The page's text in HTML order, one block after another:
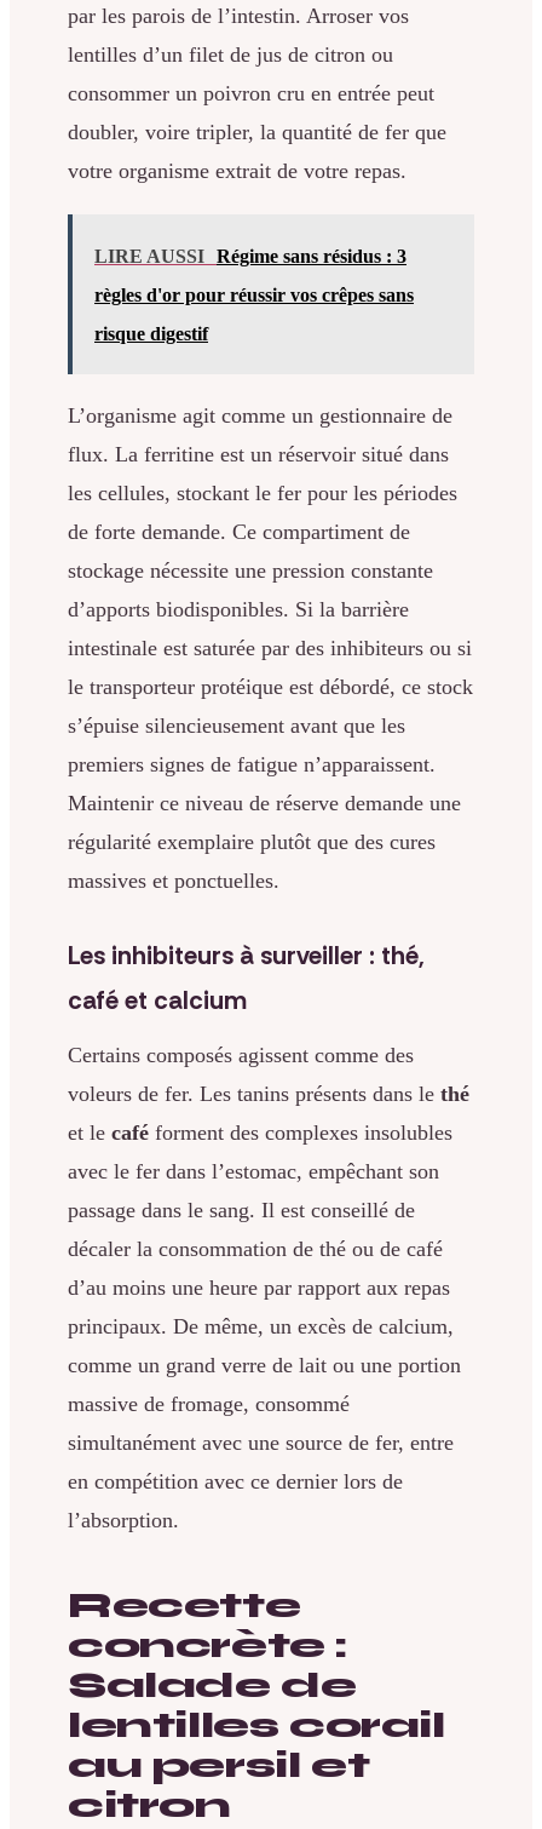
par les parois de l’intestin. Arroser vos
lentilles d’un filet de jus de citron ou
consommer un poivron cru en entrée peut
doubler, voire tripler, la quantité de fer que
votre organisme extrait de votre repas.
LIRE AUSSI Régime sans résidus : 3
règles d'or pour réussir vos crêpes sans
risque digestif
L’organisme agit comme un gestionnaire de
flux. La ferritine est un réservoir situé dans
les cellules, stockant le fer pour les périodes
de forte demande. Ce compartiment de
stockage nécessite une pression constante
d’apports biodisponibles. Si la barrière
intestinale est saturée par des inhibiteurs ou si
le transporteur protéique est débordé, ce stock
s’épuise silencieusement avant que les
premiers signes de fatigue n’apparaissent.
Maintenir ce niveau de réserve demande une
régularité exemplaire plutôt que des cures
massives et ponctuelles.
Les inhibiteurs à surveiller : thé,
café et calcium
Certains composés agissent comme des
voleurs de fer. Les tanins présents dans le thé
et le café forment des complexes insolubles
avec le fer dans l’estomac, empêchant son
passage dans le sang. Il est conseillé de
décaler la consommation de thé ou de café
d’au moins une heure par rapport aux repas
principaux. De même, un excès de calcium,
comme un grand verre de lait ou une portion
massive de fromage, consommé
simultanément avec une source de fer, entre
en compétition avec ce dernier lors de
l’absorption.
Recette
concrète :
Salade de
lentilles corail
au persil et
citron